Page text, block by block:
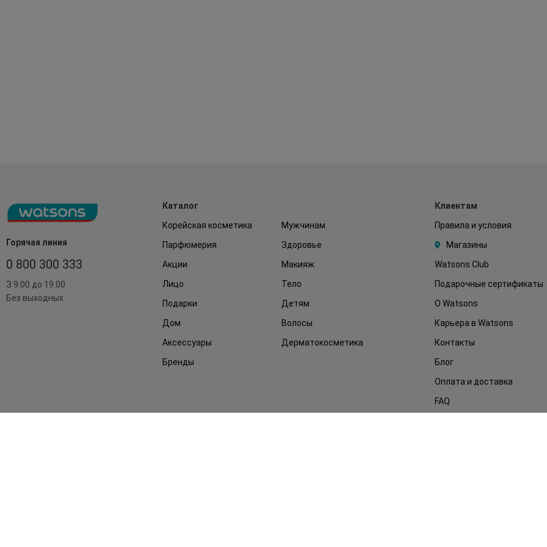
Горячая линия
0 800 300 333
З 9:00 до 19:00
Без выходных
Каталог
Корейская косметика
Мужчинам
Парфюмерия
Здоровье
Акции
Макияж
Лицо
Тело
Подарки
Детям
Дом
Волосы
Аксессуары
Дерматокосметика
Бренды
Клиентам
Правила и условия
Магазины
Watsons Club
Подарочные сертификаты
О Watsons
Карьера в Watsons
Контакты
Блог
Оплата и доставка
FAQ